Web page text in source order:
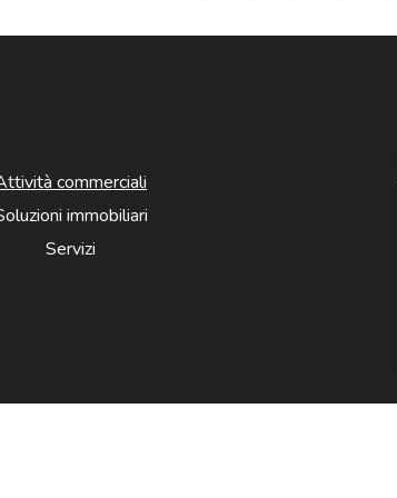
commerciali
immobiliari
Servizi